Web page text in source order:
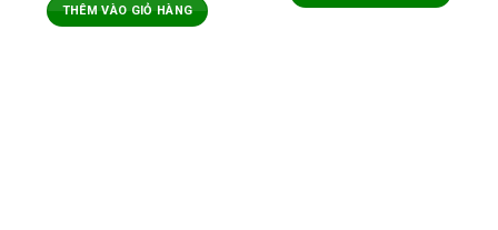
THÊM VÀO GIỎ HÀNG